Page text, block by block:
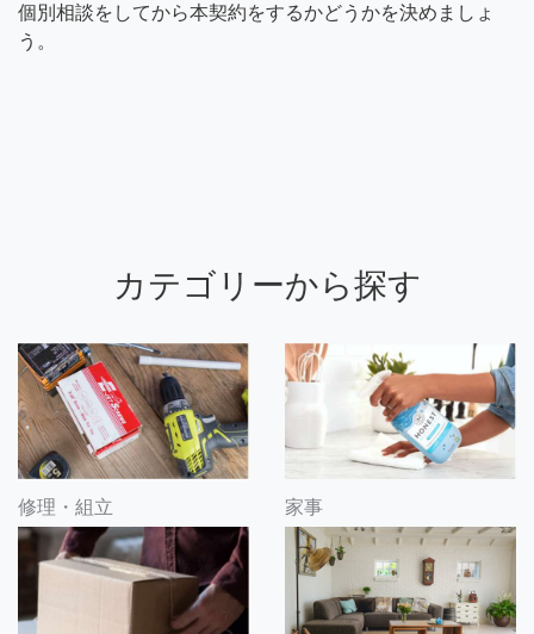
個別相談をしてから本契約をするかどうかを決めましょ
う。
カテゴリーから探す
修理・組立 家事